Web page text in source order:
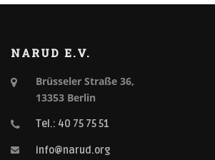
NARUD E.V.
Brüsseler Straße 36,
13353 Berlin
Tel.: 40 75 75 51
info@narud.org